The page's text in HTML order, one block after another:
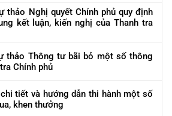
thảo Nghị quyết Chính phủ quy định
kết luận, kiến nghị của Thanh tra
thảo Thông tư bãi bỏ một số thông
Chính phủ
tiết và hướng dẫn thi hành một số
khen thưởng